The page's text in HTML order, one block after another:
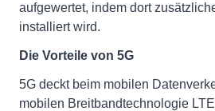
aufgewertet, indem dort
installiert wird.
Die Vorteile von 5G
5G deckt beim mobilen
mobilen Breitbandtechnologie